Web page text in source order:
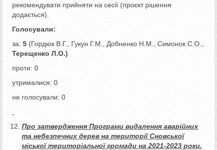
рекомендувати прийняти на сесії (проєкт рішення
додається).
Голосували:
за: 5 (Гордюк В.Г., Гукун Г.М., Добненко Н.М., Симонок С.О.,
Терещенко Л.О.)
проти: 0
утрималися: 0
не голосували: 0
Про затвердження Програми видалення аварійних
та небезпечних дерев на території Сновської
міської територіальної громади на 2021-2023 роки.